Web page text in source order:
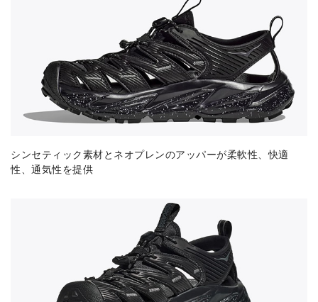
シンセティック素材とネオプレンのアッパーが柔軟性、快適
性、通気性を提供